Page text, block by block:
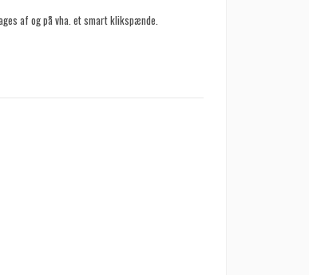
af og på vha. et smart klikspænde.